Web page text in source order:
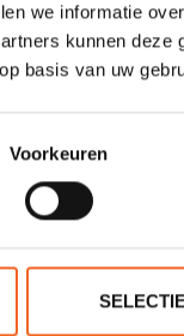
we informatie
kunnen
basis van uw
Voorkeuren
maar kan wel
579 cm
Elite/GT:
18 kg